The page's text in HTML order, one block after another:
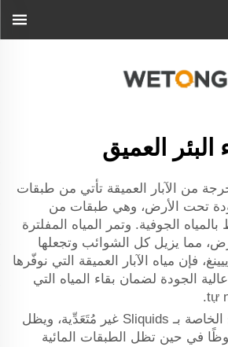
البئر العميق
من الآبار العميقة تأتي من طبقات
تحت الأرض، وهي طبقات من
الجوفية. وتمر المياه المفلترة
مما يزيل كل الشوائب وتجعلها
فإن مياه الآبار العميقة التي نوفّرها
الجودة لضمان بقاء المياه التي
إن عمليات الاستخراج الخاصة بـ Sliquids غير مُتَعَدِّية، ويظل
في حين تظل الطبقات المائية